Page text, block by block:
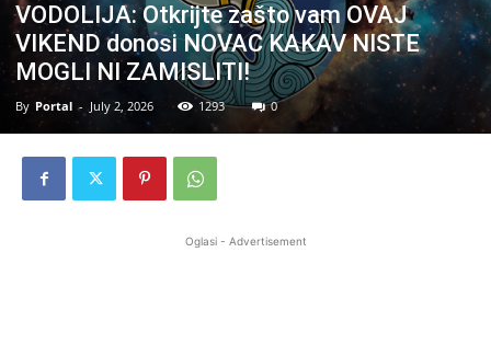
VODOLIJA: Otkrijte zašto vam OVAJ
VIKEND donosi NOVAC KAKAV NISTE
MOGLI NI ZAMISLITI!
By Portal - July 2, 2026 1293 0
Oglasi - Advertisement